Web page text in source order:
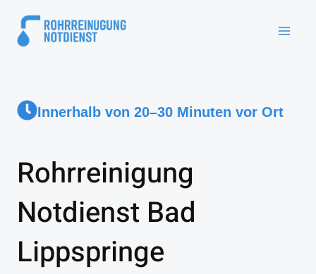
Innerhalb von 20–30 Minuten vor Ort
Rohrreinigung
Notdienst Bad
Lippspringe